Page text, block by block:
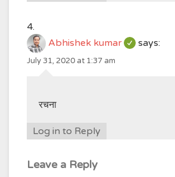
Abhishek kumar says:
July 31, 2020 at 1:37 am
रचना
Log in to Reply
Leave a Reply